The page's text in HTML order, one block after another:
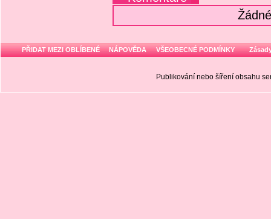
PŘIDAT MEZI OBLÍBENÉ NÁPOVĚDA VŠEOBECNÉ PODMÍNKY
Publikování nebo šíření obsahu